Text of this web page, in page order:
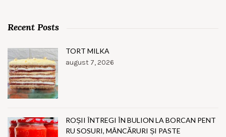
Recent Posts
TORT MILKA
august 7, 2026
ROȘII ÎNTREGI ÎN BULION LA BORCAN PENT
RU SOSURI, MÂNCĂRURI ȘI PASTE